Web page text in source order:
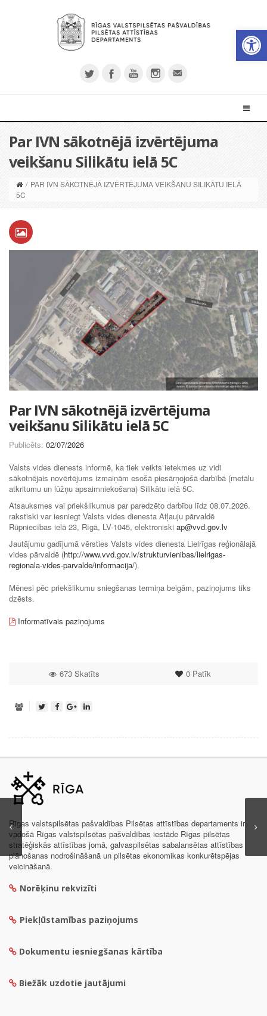
Par IVN sākotnējā izvērtējuma
veikšanu Silikātu ielā 5C
/ PAR IVN SĀKOTNĒJĀ IZVĒRTĒJUMA VEIKŠANU SILIKĀTU IELĀ
5C
Par IVN sākotnējā izvērtējuma
veikšanu Silikātu ielā 5C
Publicēts: 02/07/2026
Valsts vides dienests informē, ka tiek veikts ietekmes uz vidi
sākotnējais novērtējums izmaiņām esošā piesārņojošā darbībā (metālu
atkritumu un lūžņu apsaimniekošana) Silikātu ielā 5C.
Atsauksmes vai priekšlikumus par paredzēto darbību līdz 08.07.2026.
rakstiski var iesniegt Valsts vides dienesta Atļauju pārvaldē
Rūpniecības ielā 23, Rīgā, LV-1045, elektroniski ap@vvd.gov.lv
Jautājumu gadījumā vērsties Valsts vides dienesta Lielrīgas reģionālajā
vides pārvaldē (http://www.vvd.gov.lv/strukturvienibas/lielrigas-
regionala-vides-parvalde/informacija/).
Mēnesi pēc priekšlikumu sniegšanas termiņa beigām, paziņojums tiks
dzēsts.
Informatīvais paziņojums
0Patīk
673 Skatīts
Rīgas valstspilsētas pašvaldības Pilsētas attīstības departaments ir
vadošā Rīgas valstspilsētas pašvaldības iestāde Rīgas pilsētas
stratēģiskās attīstības jomā, galvaspilsētas sabalansētas attīstības
plānošanas nodrošināšanā un pilsētas ekonomikas konkurētspējas
veicināšanā.
Norēķinu rekvizīti
Piekļūstamības paziņojums
Dokumentu iesniegšanas kārtība
Biežāk uzdotie jautājumi